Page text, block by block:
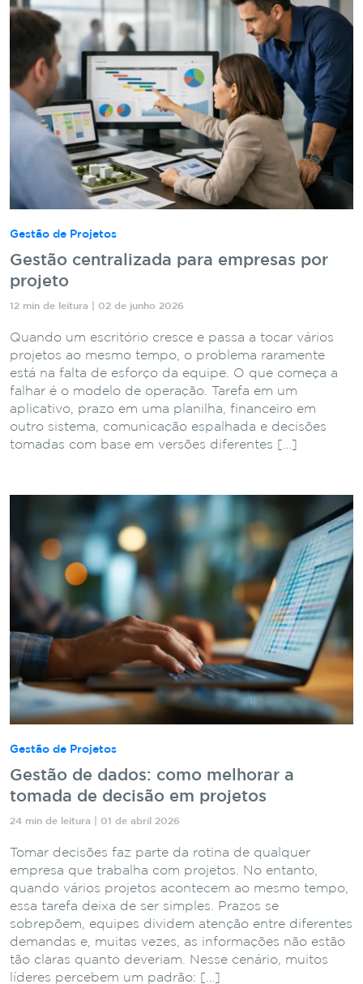
Gestão de Projetos
Gestão centralizada para empresas por
projeto
12 min de leitura | 02 de junho 2026
Quando um escritório cresce e passa a tocar vários
projetos ao mesmo tempo, o problema raramente
está na falta de esforço da equipe. O que começa a
falhar é o modelo de operação. Tarefa em um
aplicativo, prazo em uma planilha, financeiro em
outro sistema, comunicação espalhada e decisões
tomadas com base em versões diferentes […]
Gestão de Projetos
Gestão de dados: como melhorar a
tomada de decisão em projetos
24 min de leitura | 01 de abril 2026
Tomar decisões faz parte da rotina de qualquer
empresa que trabalha com projetos. No entanto,
quando vários projetos acontecem ao mesmo tempo,
essa tarefa deixa de ser simples. Prazos se
sobrepõem, equipes dividem atenção entre diferentes
demandas e, muitas vezes, as informações não estão
tão claras quanto deveriam. Nesse cenário, muitos
líderes percebem um padrão: […]